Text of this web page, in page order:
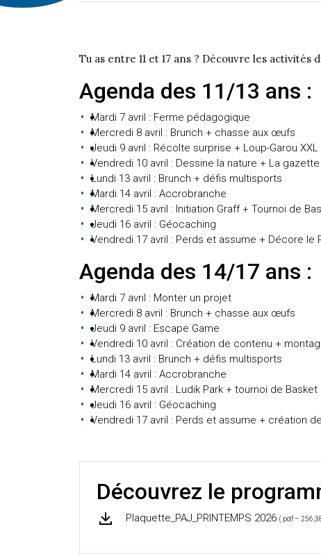
Tu as entre 11 et 17 ans ? Découvre les activités
Agenda des 11/13 ans :
Mardi 7 avril : Ferme pédagogique
Mercredi 8 avril : Brunch + chasse aux œufs
Jeudi 9 avril : Récolte surprise + Loup-Garou XXL
Vendredi 10 avril : Dessine la nature + La gazette
Lundi 13 avril : Brunch + défis multisports
Mardi 14 avril : Accrobranche
Mercredi 15 avril : Initiation Graff + Tournoi de
Jeudi 16 avril : Géocaching
Vendredi 17 avril : Perds et assume + Décore le
Agenda des 14/17 ans :
Mardi 7 avril : Monter un projet
Mercredi 8 avril : Brunch + chasse aux œufs
Jeudi 9 avril : Escape Game
Vendredi 10 avril : Création de contenu +
Lundi 13 avril : Brunch + défis multisports
Mardi 14 avril : Accrobranche
Mercredi 15 avril : Ludik Park + tournoi de Basket
Jeudi 16 avril : Géocaching
Vendredi 17 avril : Perds et assume + création
Découvrez le
Plaquette_PAJ_PRINTEMPS 2026 ( pdf –